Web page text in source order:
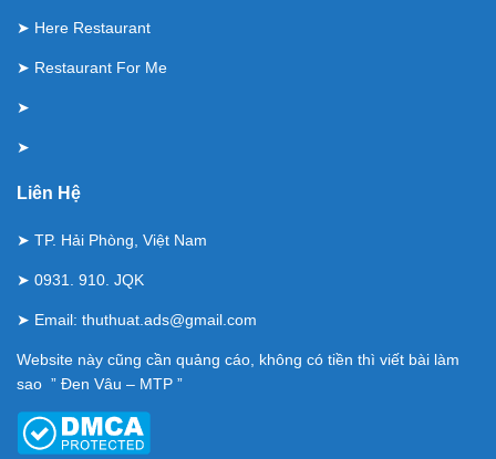
➤ Here Restaurant
➤ Restaurant For Me
➤
➤
Liên Hệ
➤ TP. Hải Phòng, Việt Nam
➤ 0931. 910. JQK
➤ Email: thuthuat.ads@gmail.com
Website này cũng cần quảng cáo, không có tiền thì viết bài làm
sao ” Đen Vâu – MTP ”